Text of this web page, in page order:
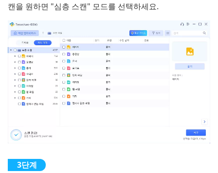
캔을 원하면 "심층 스캔" 모드를 선택하세요.